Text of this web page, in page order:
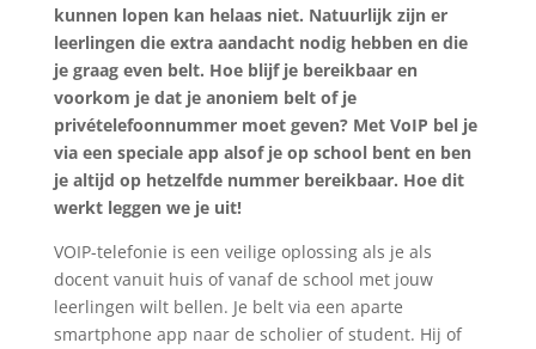
kunnen lopen kan helaas niet. Natuurlijk zijn er
leerlingen die extra aandacht nodig hebben en die
je graag even belt. Hoe blijf je bereikbaar en
voorkom je dat je anoniem belt of je
privételefoonnummer moet geven? Met VoIP bel je
via een speciale app alsof je op school bent en ben
je altijd op hetzelfde nummer bereikbaar. Hoe dit
werkt leggen we je uit!
VOIP-telefonie is een veilige oplossing als je als
docent vanuit huis of vanaf de school met jouw
leerlingen wilt bellen. Je belt via een aparte
smartphone app naar de scholier of student. Hij of